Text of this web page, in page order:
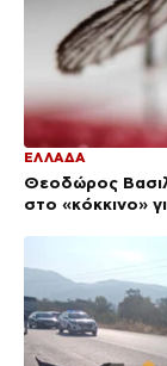
ΕΛΛΑΔΑ
Θεοδώρος
στο «κόκκινο»